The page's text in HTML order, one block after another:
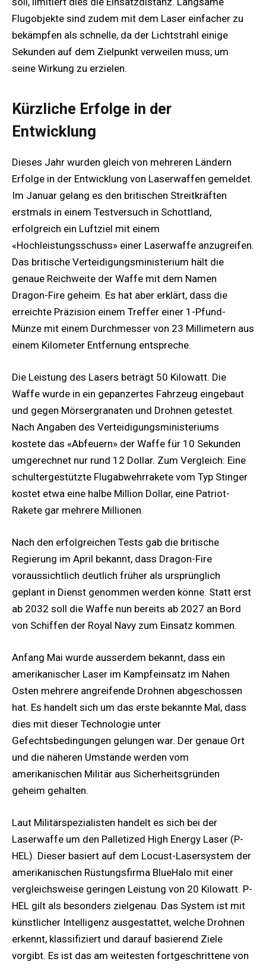
Flugobjekte sind zudem mit dem Laser einfacher zu
bekämpfen als schnelle, da der Lichtstrahl einige
Sekunden auf dem Zielpunkt verweilen muss, um
seine Wirkung zu erzielen.
Kürzliche Erfolge in der
Entwicklung
Dieses Jahr wurden gleich von mehreren Ländern
Erfolge in der Entwicklung von Laserwaffen gemeldet.
Im Januar gelang es den britischen Streitkräften
erstmals in einem Testversuch in Schottland,
erfolgreich ein Luftziel mit einem
«Hochleistungsschuss» einer Laserwaffe anzugreifen.
Das britische Verteidigungsministerium hält die
genaue Reichweite der Waffe mit dem Namen
Dragon-Fire geheim. Es hat aber erklärt, dass die
erreichte Präzision einem Treffer einer 1-Pfund-
Münze mit einem Durchmesser von 23 Millimetern aus
einem Kilometer Entfernung entspreche.
Die Leistung des Lasers beträgt 50 Kilowatt. Die
Waffe wurde in ein gepanzertes Fahrzeug eingebaut
und gegen Mörsergranaten und Drohnen getestet.
Nach Angaben des Verteidigungsministeriums
kostete das «Abfeuern» der Waffe für 10 Sekunden
umgerechnet nur rund 12 Dollar. Zum Vergleich: Eine
schultergestützte Flugabwehrrakete vom Typ Stinger
kostet etwa eine halbe Million Dollar, eine Patriot-
Rakete gar mehrere Millionen.
Nach den erfolgreichen Tests gab die britische
Regierung im April bekannt, dass Dragon-Fire
voraussichtlich deutlich früher als ursprünglich
geplant in Dienst genommen werden könne. Statt erst
ab 2032 soll die Waffe nun bereits ab 2027 an Bord
von Schiffen der Royal Navy zum Einsatz kommen.
Anfang Mai wurde ausserdem bekannt, dass ein
amerikanischer Laser im Kampfeinsatz im Nahen
Osten mehrere angreifende Drohnen abgeschossen
hat. Es handelt sich um das erste bekannte Mal, dass
dies mit dieser Technologie unter
Gefechtsbedingungen gelungen war. Der genaue Ort
und die näheren Umstände werden vom
amerikanischen Militär aus Sicherheitsgründen
geheim gehalten.
Laut Militärspezialisten handelt es sich bei der
Laserwaffe um den Palletized High Energy Laser (P-
HEL). Dieser basiert auf dem Locust-Lasersystem der
amerikanischen Rüstungsfirma BlueHalo mit einer
vergleichsweise geringen Leistung von 20 Kilowatt. P-
HEL gilt als besonders zielgenau. Das System ist mit
künstlicher Intelligenz ausgestattet, welche Drohnen
erkennt, klassifiziert und darauf basierend Ziele
vorgibt. Es ist das am weitesten fortgeschrittene von